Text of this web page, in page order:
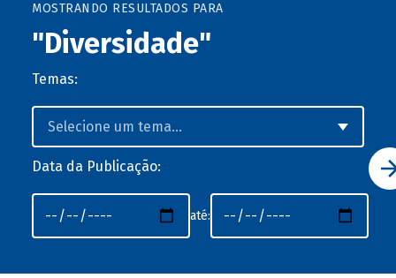
MOSTRANDO RESULTADOS PARA
"Diversidade"
Temas:
Data da Publicação:
até: